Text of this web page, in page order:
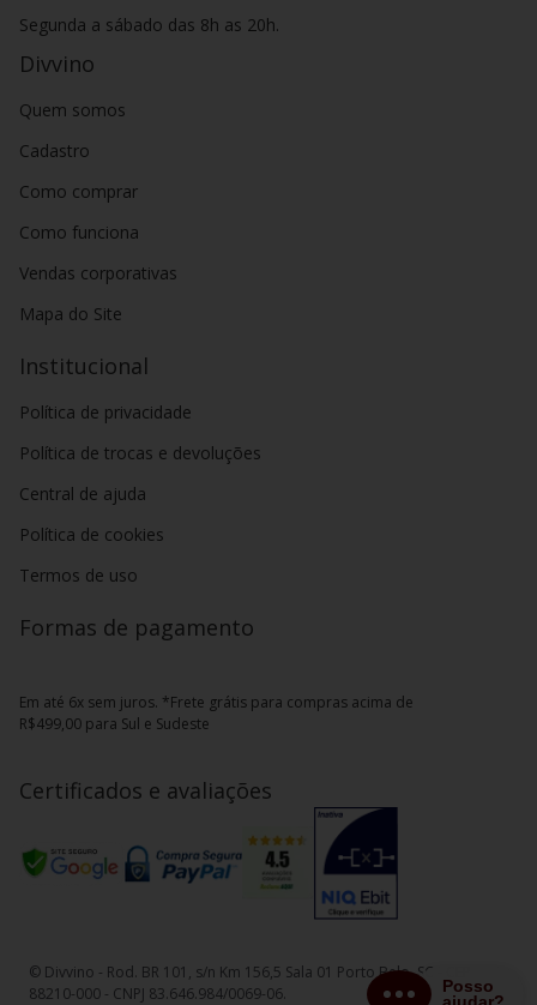
Segunda a sábado das 8h as 20h.
Divvino
Quem somos
Cadastro
Como comprar
Como funciona
Vendas corporativas
Mapa do Site
Institucional
Política de privacidade
Política de trocas e devoluções
Central de ajuda
Política de cookies
Termos de uso
Formas de pagamento
Em até 6x sem juros. *Frete grátis para compras acima de
R$499,00 para Sul e Sudeste
Certificados e avaliações
© Divvino - Rod. BR 101, s/n Km 156,5 Sala 01 Porto Belo, SC - CEP
88210-000 - CNPJ 83.646.984/0069-06.